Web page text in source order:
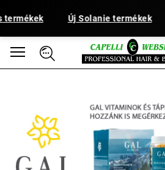
termékek Új Solanie termékek